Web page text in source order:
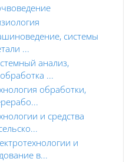
системы
...
анализ,
...
обработки,
и средства
и
в...